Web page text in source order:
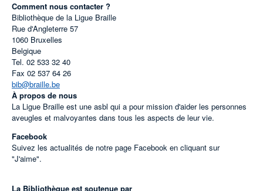
Comment nous contacter ?
Bibliothèque de la Ligue Braille
Rue d'Angleterre 57
1060 Bruxelles
Belgique
Tel. 02 533 32 40
Fax 02 537 64 26
bib@braille.be
À propos de nous
La Ligue Braille est une asbl qui a pour mission d'aider les personnes
aveugles et malvoyantes dans tous les aspects de leur vie.
Facebook
Suivez les actualités de notre page Facebook en cliquant sur
"J'aime".
La Bibliothèque est soutenue par